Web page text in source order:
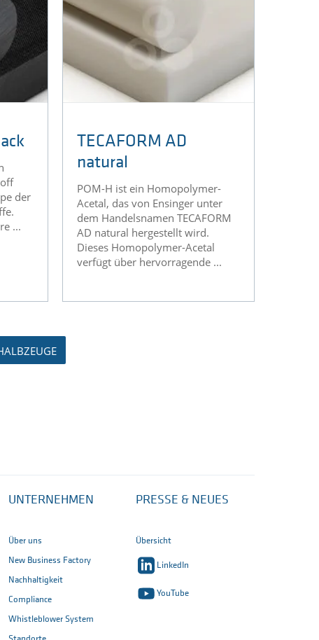
der
...
TECAFORM AD
natural
POM-H ist ein Homopolymer-
Acetal, das von Ensinger unter
dem Handelsnamen TECAFORM
AD natural hergestellt wird.
Dieses Homopolymer-Acetal
verfügt über hervorragende ...
UNTERNEHMEN
Über uns
New Business Factory
Nachhaltigkeit
Compliance
Whistleblower System
PRESSE & NEUES
Übersicht
LinkedIn
YouTube